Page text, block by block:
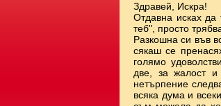
Здравей, Искра!
Отдавна исках
теб", просто
Разкошна си във
сякаш се
голямо
две, за жалост
нетърпение
всяка дума и